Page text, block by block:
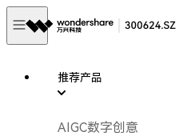
推荐产品
AIGC数字创意